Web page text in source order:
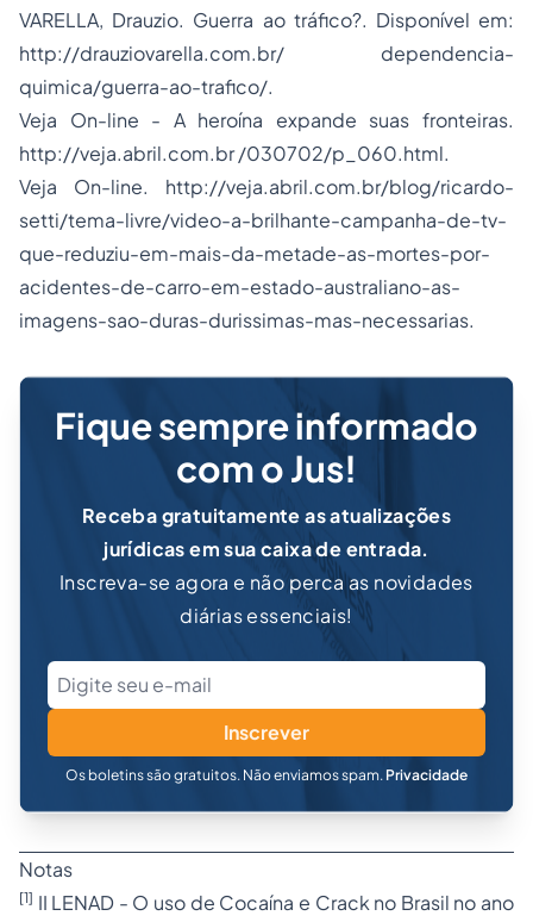
VARELLA, Drauzio. Guerra ao tráfico?. Disponível em:
http://drauziovarella.com.br/ dependencia-
quimica/guerra-ao-trafico/.
Veja On-line - A heroína expande suas fronteiras.
http://veja.abril.com.br /030702/p_060.html.
Veja On-line. http://veja.abril.com.br/blog/ricardo-
setti/tema-livre/video-a-brilhante-campanha-de-tv-
que-reduziu-em-mais-da-metade-as-mortes-por-
acidentes-de-carro-em-estado-australiano-as-
imagens-sao-duras-durissimas-mas-necessarias.
Fique sempre informado
com o Jus!
Receba gratuitamente as atualizações
jurídicas em sua caixa de entrada.
Inscreva-se agora e não perca as novidades
diárias essenciais!
Inscrever
Os boletins são gratuitos. Não enviamos spam. Privacidade
Notas
[1] II LENAD - O uso de Cocaína e Crack no Brasil no ano